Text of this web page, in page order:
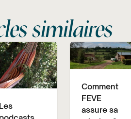
similaires
Les
Comment
FEVE
assure sa